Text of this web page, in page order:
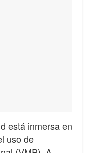
está inmersa en
uso de